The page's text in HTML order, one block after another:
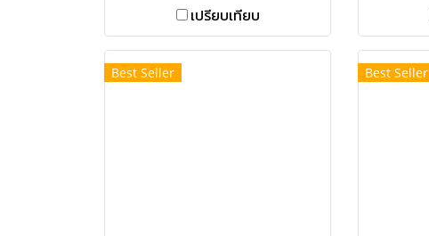
เปรียบเทียบ
Best Seller Best Seller